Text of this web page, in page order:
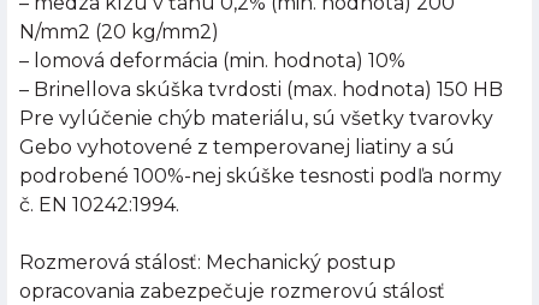
N/mm2 (20 kg/mm2)
– lomová deformácia (min. hodnota) 10%
– Brinellova skúška tvrdosti (max. hodnota) 150 HB
Pre vylúčenie chýb materiálu, sú všetky tvarovky
Gebo vyhotovené z temperovanej liatiny a sú
podrobené 100%-nej skúške tesnosti podľa normy
č. EN 10242:1994.
Rozmerová stálosť: Mechanický postup
opracovania zabezpečuje rozmerovú stálosť